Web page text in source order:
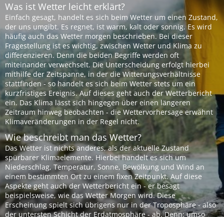
Was ist Wetter leicht erklärt?
Einfach gesagt, handelt es sich beim Wetter um einen Zustand,
der uns umgibt. Es regnet, ist warm, kalt oder sonnig. Es wird
häufig auch das Wetter morgen beschrieben. Bei dieser
Fragestellung ist es wichtig, zwischen Wetter und Klima zu
differenzieren. Denn die beiden Begriffe werden oft
miteinander verwechselt. Die Unterscheidung erfolgt hierbei
mithilfe der Zeitspanne, in der die Witterungsverhältnisse
stattfinden - so handelt es sich beim Wetter stets um ein
kurzfristiges Ereignis. Auf dieses geht auch der Wetterbericht
ein. Das Klima lässt sich hingegen über einen längeren
Zeitraum hinweg beobachten - die Wettervorhersage erwähnt
Klimaveränderungen in der Regel nicht.
Wie beschreibt man das Wetter?
Das Wetter ist nichts anderes, als der aktuelle Zustand
spürbarer Klimaelemente. Hierbei handelt es sich um
Niederschlag, Temperatur, Sonne, Bewölkung und Wind an
einem bestimmten Ort zu einem fixen Zeitpunkt. Auf diese
Aspekte geht auch der Wetterbericht ein - er besagt
beispielsweise, wie das Wetter Morgen wird. Diese
Erscheinung spielt sich übrigens nur in der Troposphäre - also
der untersten Schicht der Erdatmosphäre - ab. Denn: umso